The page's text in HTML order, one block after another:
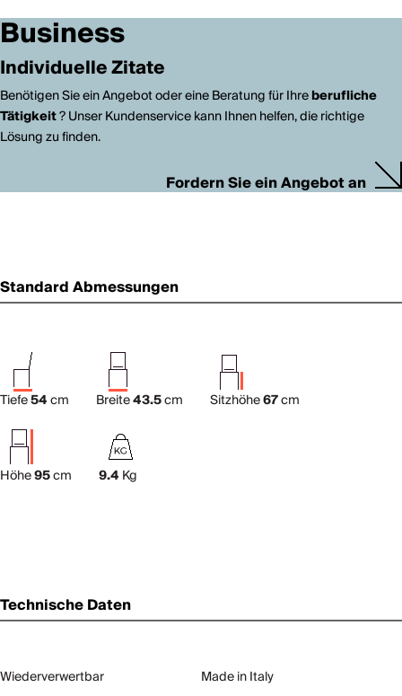
Business
Individuelle Zitate
Benötigen Sie ein Angebot oder eine Beratung für Ihreberufliche
Tätigkeit? Unser Kundenservice kann Ihnen helfen, die richtige
Lösung zu finden.
Fordern Sie ein Angebot an
Standard Abmessungen
Tiefe54cm Breite43.5cm Sitzhöhe67cm
Höhe95cm 9.4 Kg
Technische Daten
Wiederverwertbar Made in Italy